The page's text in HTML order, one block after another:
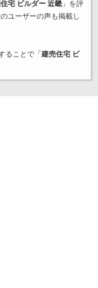
宅 ビルダー 近畿」を評
ユーザーの声も掲載し
ることで「 建売住宅 ビ